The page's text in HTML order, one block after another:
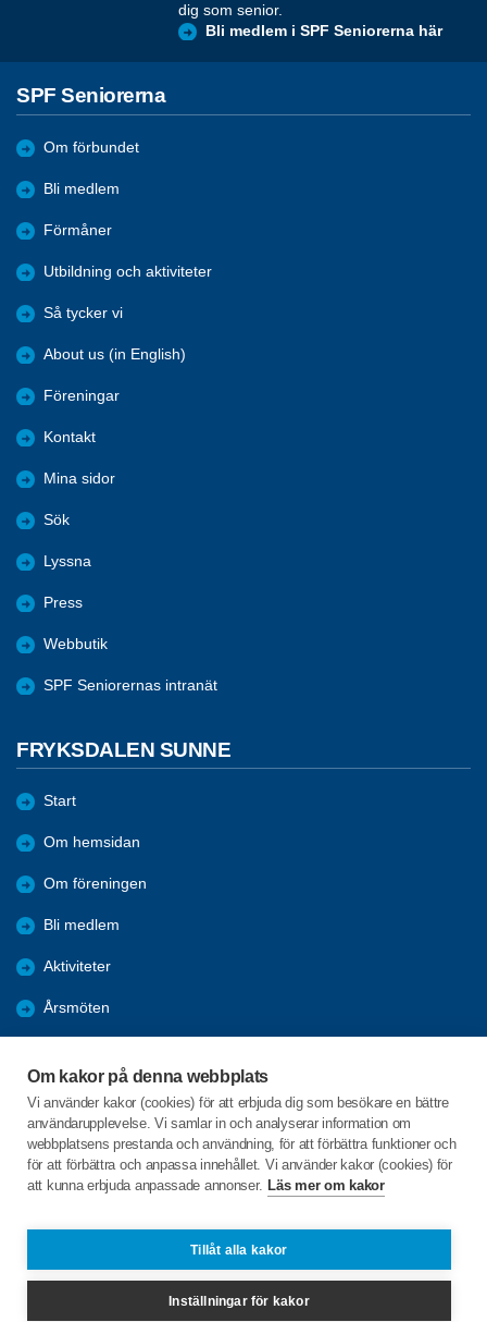
Om kakor på denna webbplats
Vi använder kakor (cookies) för att erbjuda dig som besökare en bättre
användarupplevelse. Vi samlar in och analyserar information om
webbplatsens prestanda och användning, för att förbättra funktioner och
för att förbättra och anpassa innehållet. Vi använder kakor (cookies) för
att kunna erbjuda anpassade annonser. Läs mer om kakor
Tillåt alla kakor
Inställningar för kakor
dig som senior.
Bli medlem i SPF Seniorerna här
SPF Seniorerna
Om förbundet
Bli medlem
Förmåner
Utbildning och aktiviteter
Så tycker vi
About us (in English)
Föreningar
Kontakt
Mina sidor
Sök
Lyssna
Press
Webbutik
SPF Seniorernas intranät
FRYKSDALEN SUNNE
Start
Om hemsidan
Om föreningen
Bli medlem
Aktiviteter
Årsmöten
Bildgalleri
Dokument
C/o:Inga-Lill Junedahl